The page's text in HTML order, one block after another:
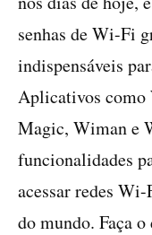
senhas de Wi-Fi
indispensáveis
Aplicativos
Magic, Wiman e
funcionalidades
acessar redes
do mundo. Faça